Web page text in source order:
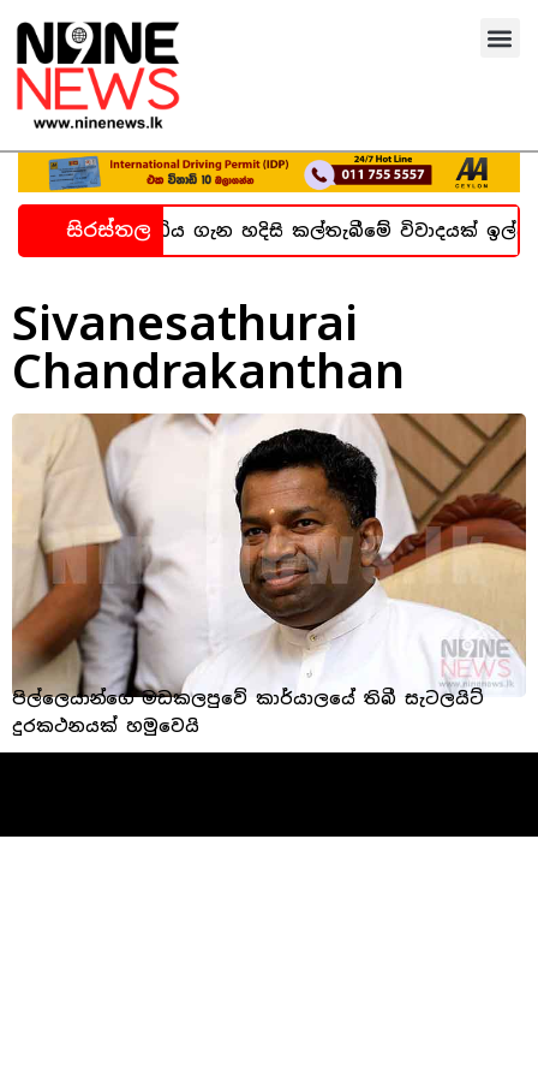
සිරස්තලසිද්ධිය ගැන හදිසි කල්තැබීමේ විවාදයක්
Sivanesathurai
Chandrakanthan
පිල්ලෙයාන්ගේ මඩකලපුවේ කාර්යාලයේ තිබී සැටලයිට්
දුරකථනයක් හමුවෙයි